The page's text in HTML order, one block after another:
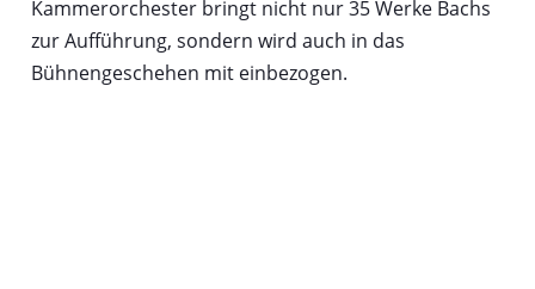
Kammerorchester bringt nicht nur 35 Werke Bachs
zur Aufführung, sondern wird auch in das
Bühnengeschehen mit einbezogen.